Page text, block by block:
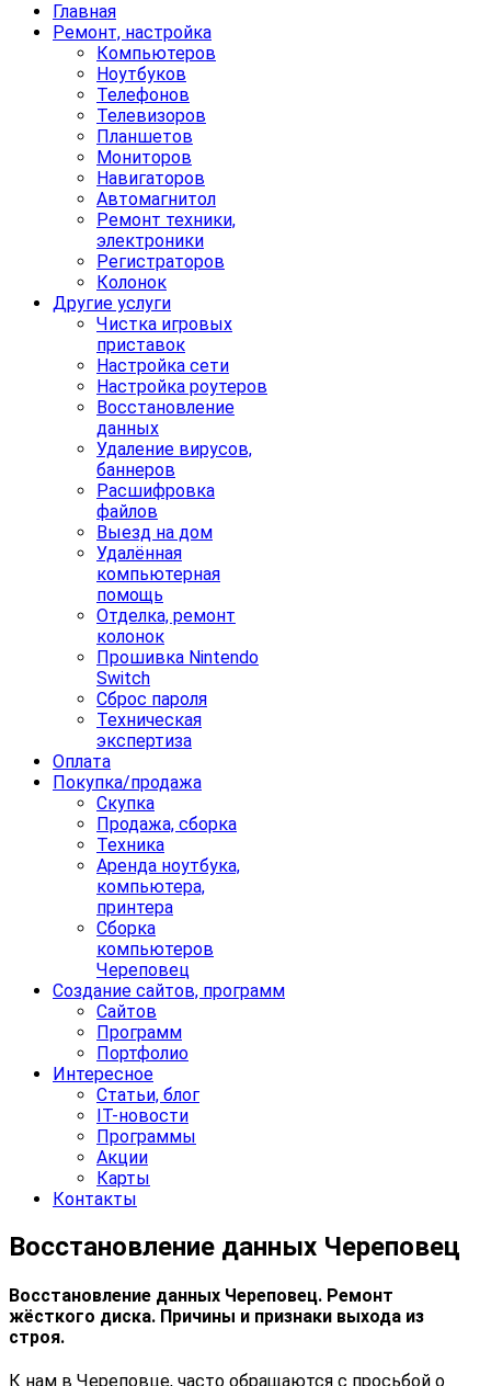
Главная
Ремонт, настройка
Компьютеров
Ноутбуков
Телефонов
Телевизоров
Планшетов
Мониторов
Навигаторов
Автомагнитол
Ремонт техники,
электроники
Регистраторов
Колонок
Другие услуги
Чистка игровых
приставок
Настройка сети
Настройка роутеров
Восстановление
данных
Удаление вирусов,
баннеров
Расшифровка
файлов
Выезд на дом
Удалённая
компьютерная
помощь
Отделка, ремонт
колонок
Прошивка Nintendo
Switch
Сброс пароля
Техническая
экспертиза
Оплата
Покупка/продажа
Скупка
Продажа, сборка
Техника
Аренда ноутбука,
компьютера,
принтера
Сборка
компьютеров
Череповец
Создание сайтов, программ
Сайтов
Программ
Портфолио
Интересное
Статьи, блог
IT-новости
Программы
Акции
Карты
Контакты
Восстановление данных Череповец
Восстановление данных Череповец. Ремонт
жёсткого диска. Причины и признаки выхода из
строя.
К нам в Череповце, часто обращаются с просьбой о